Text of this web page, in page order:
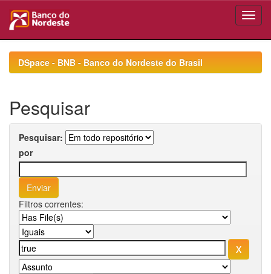
navigationDSpace - BNB - Banco do Nordeste do Brasil
Pesquisar
Pesquisar:
por
Filtros correntes: